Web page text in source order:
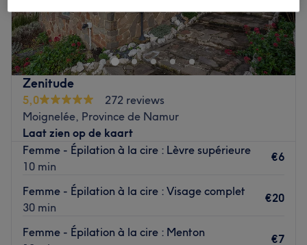
Zenitude
5,0
272 reviews
Moignelée, Province de Namur
Laat zien op de kaart
Femme - Épilation à la cire : Lèvre supérieure
10 min
€6
Femme - Épilation à la cire : Visage complet
30 min
€20
Femme - Épilation à la cire : Menton
€7